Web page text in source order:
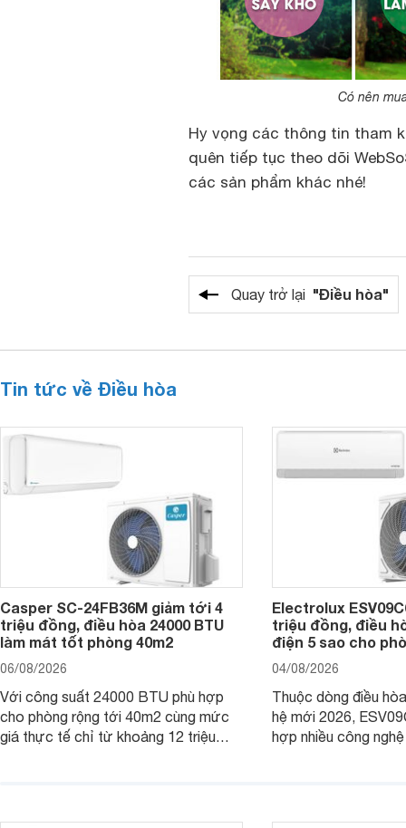
Có nên
Hy vọng các thông tin tham
quên tiếp tục theo dõi
các sản phẩm khác nhé!
Quay trở lại "Điều hòa"
Tin tức về Điều hòa
Casper SC-24FB36M giảm tới 4
triệu đồng, điều hòa 24000 BTU
làm mát tốt phòng 40m2
06/08/2026
Với công suất 24000 BTU phù hợp
cho phòng rộng tới 40m2 cùng mức
giá thực tế chỉ từ khoảng 12 triệu
Electrolux
triệu đồng, điều
điện 5 sao cho
04/08/2026
Thuộc dòng điều
hệ mới 2026,
hợp nhiều công